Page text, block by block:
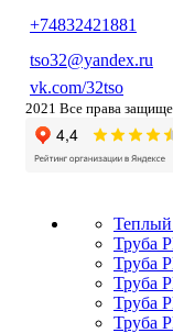
+74832421881
tso32@yandex.ru
vk.com/32tso
2021 Все права
Труба
Труба
Труба
Труба
Труба